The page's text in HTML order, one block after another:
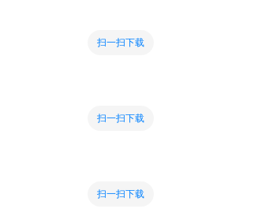
扫一扫下载
扫一扫下载
扫一扫下载